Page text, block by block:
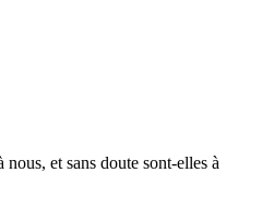
et sans doute sont-elles à